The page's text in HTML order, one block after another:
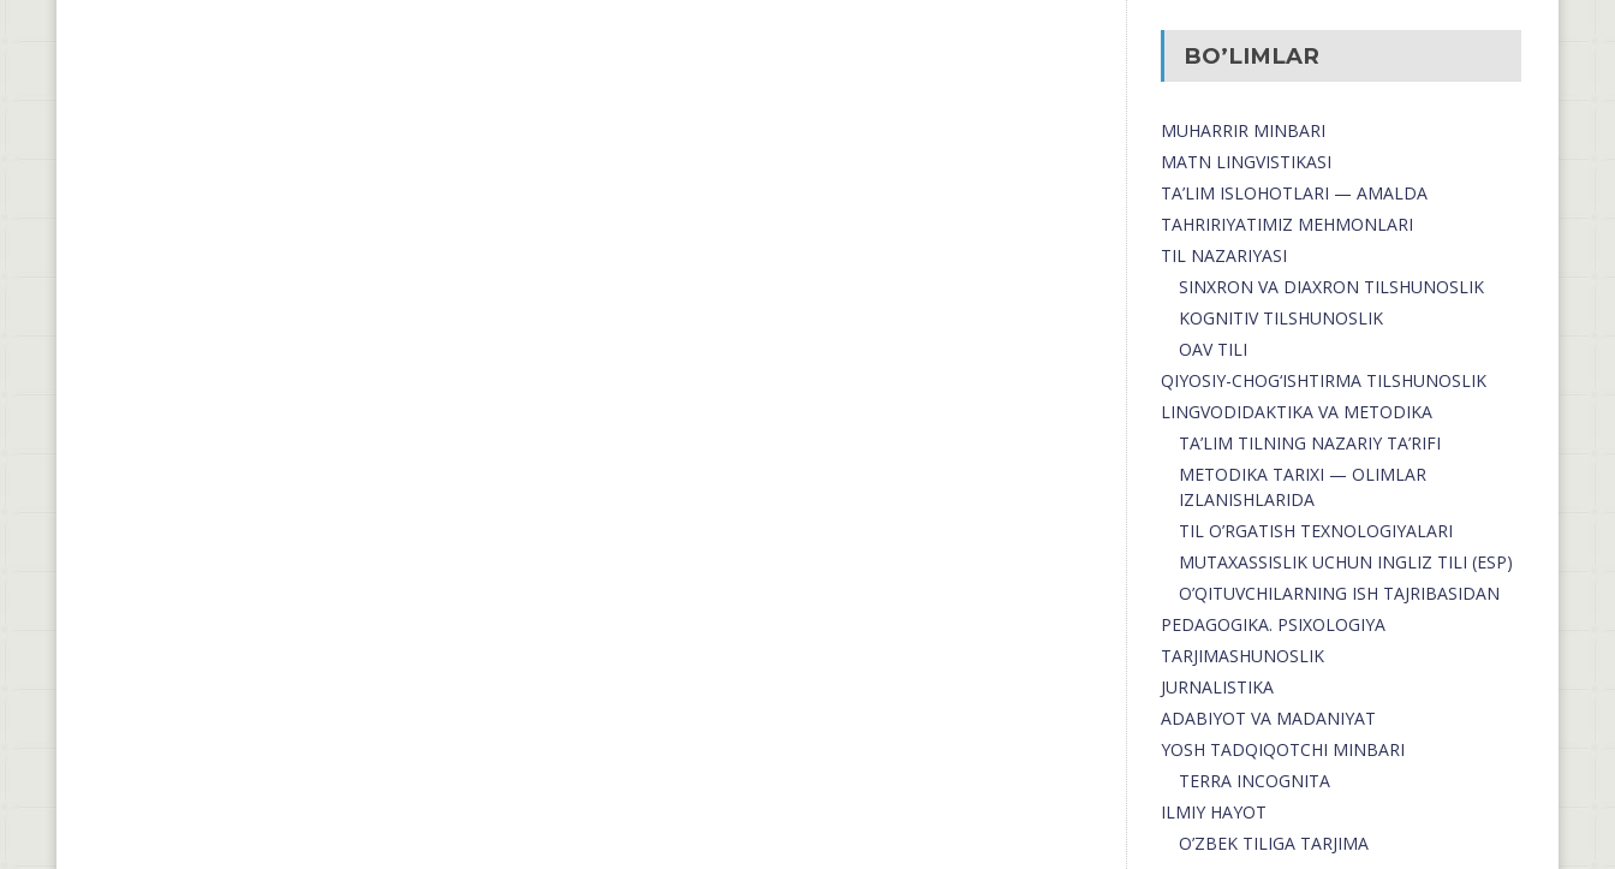
BO’LIMLAR
MUHARRIR MINBARI
MATN LINGVISTIKASI
TA’LIM ISLOHOTLARI — AMALDA
TAHRIRIYATIMIZ MEHMONLARI
TIL NAZARIYASI
SINXRON VA DIAXRON TILSHUNOSLIK
KOGNITIV TILSHUNOSLIK
OAV TILI
QIYOSIY-CHOG‘ISHTIRMA TILSHUNOSLIK
LINGVODIDAKTIKA VA METODIKA
TA’LIM TILNING NAZARIY TA’RIFI
METODIKA TARIXI — OLIMLAR
IZLANISHLARIDA
TIL O’RGATISH TEXNOLOGIYALARI
MUTAXASSISLIK UCHUN INGLIZ TILI (ESP)
O’QITUVCHILARNING ISH TAJRIBASIDAN
PEDAGOGIKA. PSIXOLOGIYA
TARJIMASHUNOSLIK
JURNALISTIKA
ADABIYOT VA MADANIYAT
YOSH TADQIQOTCHI MINBARI
TERRA INCOGNITA
ILMIY HAYOT
O’ZBEK TILIGA TARJIMA